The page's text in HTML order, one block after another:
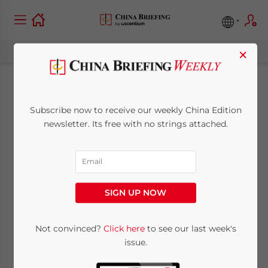
China Apoya el
Desarrollo de
Londres como
Mercado de Yuanes
Renminbi en el
Exterior
×
Subscribe now to receive our weekly China Edition
newsletter. Its free with no strings attached.
SIGN UP NOW
Not convinced? Click hereto see our last week's
issue.